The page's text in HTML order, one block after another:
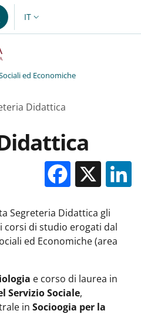
SELETTORE LINGUA:
IT
ed Economiche
Didattica
X
Segreteria Didattica gli
di studio erogati dal
ed Economiche (area
e corso di laurea in
Servizio Sociale,
in Socioogia per la